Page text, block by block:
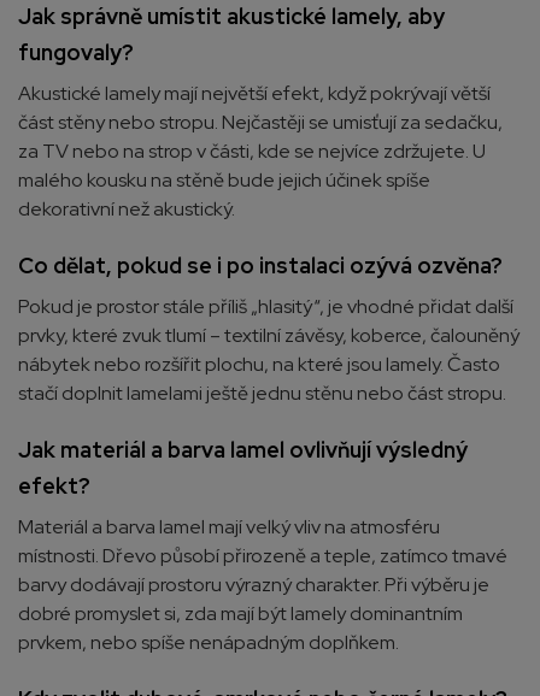
Jak správně umístit akustické lamely, aby
fungovaly?
Akustické lamely mají největší efekt, když pokrývají větší
část stěny nebo stropu. Nejčastěji se umisťují za sedačku,
za TV nebo na strop v části, kde se nejvíce zdržujete. U
malého kousku na stěně bude jejich účinek spíše
dekorativní než akustický.
Co dělat, pokud se i po instalaci ozývá ozvěna?
Pokud je prostor stále příliš „hlasitý“, je vhodné přidat další
prvky, které zvuk tlumí – textilní závěsy, koberce, čalouněný
nábytek nebo rozšířit plochu, na které jsou lamely. Často
stačí doplnit lamelami ještě jednu stěnu nebo část stropu.
Jak materiál a barva lamel ovlivňují výsledný
efekt?
Materiál a barva lamel mají velký vliv na atmosféru
místnosti. Dřevo působí přirozeně a teple, zatímco tmavé
barvy dodávají prostoru výrazný charakter. Při výběru je
dobré promyslet si, zda mají být lamely dominantním
prvkem, nebo spíše nenápadným doplňkem.